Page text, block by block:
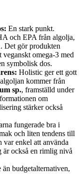
En stark punkt.
och EPA från algolja,
Det gör produkten
omega-3 med
symbolisk dos.
Holistic ger ett gott
kommer från
sp., framställd under
om
stärker också
fungerade bra i
och liten tendens till
var enkel att använda
är också en rimlig nivå
budgetalternativen,